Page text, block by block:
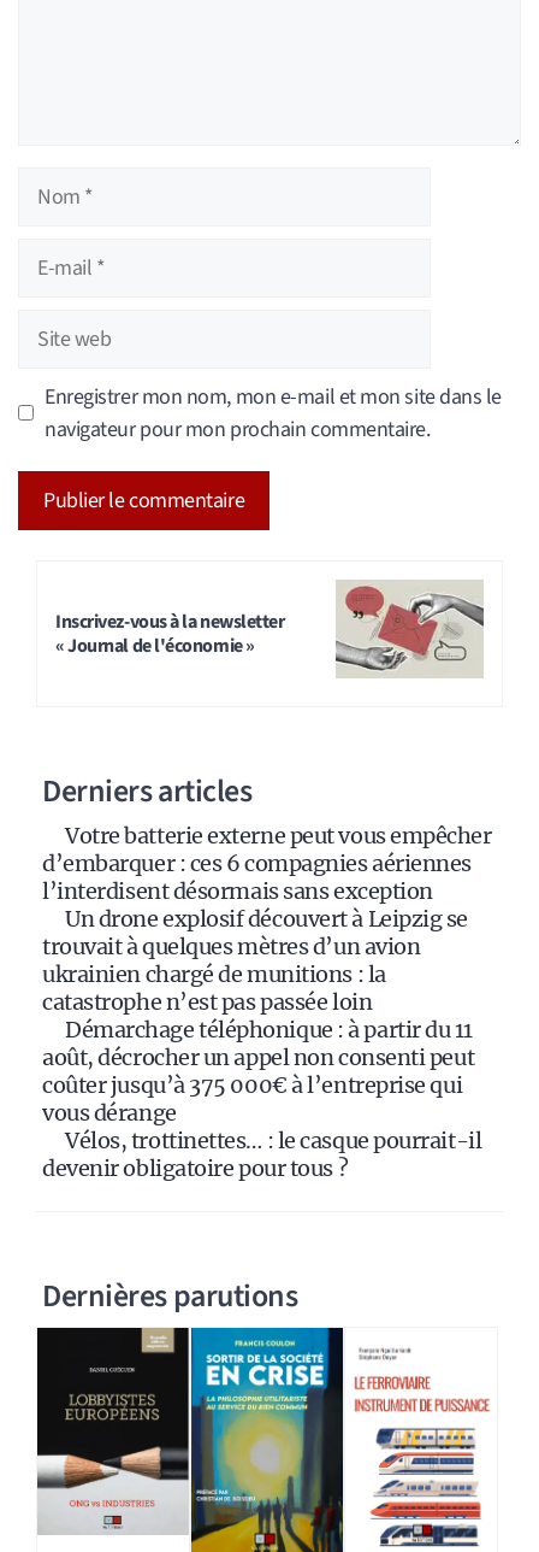
Nom
Site
web
Enregistrer mon nom, mon e-mail et mon site dans le
navigateur pour mon prochain commentaire.
Inscrivez-vous à la newsletter
« Journal de l'économie »
Derniers articles
Votre batterie externe peut vous empêcher
d’embarquer : ces 6 compagnies aériennes
l’interdisent désormais sans exception
Un drone explosif découvert à Leipzig se
trouvait à quelques mètres d’un avion
ukrainien chargé de munitions : la
catastrophe n’est pas passée loin
Démarchage téléphonique : à partir du 11
août, décrocher un appel non consenti peut
coûter jusqu’à 375 000€ à l’entreprise qui
vous dérange
Vélos, trottinettes… : le casque pourrait-il
devenir obligatoire pour tous ?
Dernières parutions